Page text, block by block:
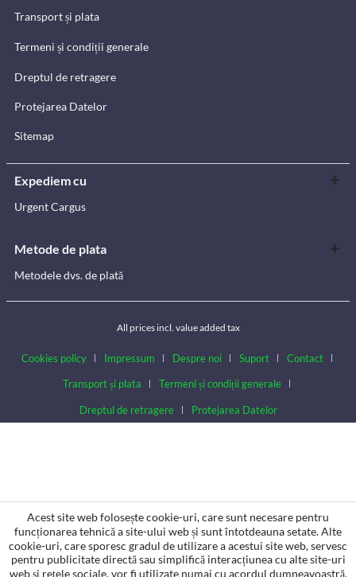
Transport și plata
Termeni și condiții generale
Dreptul de retragere
Protejarea Datelor
Sitemap
Expediem cu
Urgent Cargus
Metode de plata
Metodele dvs. de plată
All prices incl. value added tax
Cookies policy Impressum Despre noi Suport
Contact
Transport și plata
Termeni și condiții generale
Dreptul de retragere Protejarea Datelor
Acest site web folosește cookie-uri, care sunt necesare pentru
funcționarea tehnică a site-ului web și sunt întotdeauna setate. Alte
cookie-uri, care sporesc gradul de utilizare a acestui site web, servesc
pentru publicitate directă sau simplifică interacțiunea cu alte site-uri
web și rețele sociale, vor fi utilizate numai cu acordul dumneavoastră.